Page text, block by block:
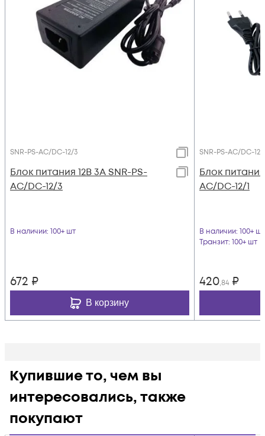
SNR-PS-AC/DC-12/3
Блок питания 12В 3А SNR-PS-
AC/DC-12/3
В наличии: 100+ шт
672 ₽
В корзину
SNR-PS-AC/DC-12/1
Блок питания
AC/DC-12/1
В наличии: 100+ шт
Транзит: 100+ шт
420,84 ₽
Купившие то, чем вы
интересовались, также
покупают